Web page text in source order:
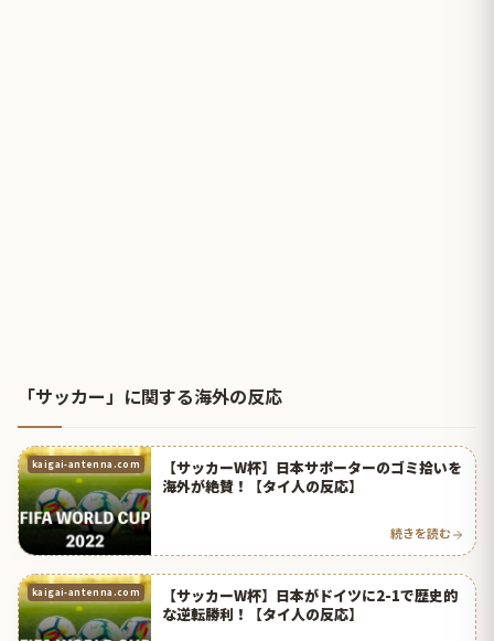
「サッカー」に関する海外の反応
kaigai-antenna.com
【サッカーW杯】日本サポーターのゴミ拾いを
海外が絶賛！【タイ人の反応】
続きを読む
kaigai-antenna.com
【サッカーW杯】日本がドイツに2-1で歴史的
な逆転勝利！【タイ人の反応】